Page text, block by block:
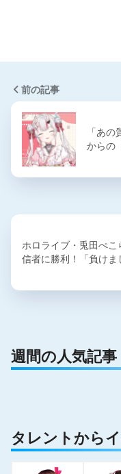
前の記事
「あ
からの
ホロライブ・兎田ぺ
信者に勝利！「負けま
週間の人気記事
タレントから